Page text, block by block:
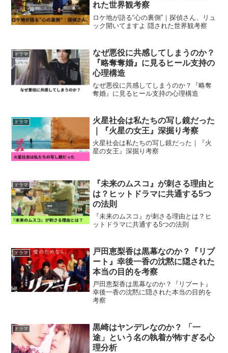
れた世界観考察
ロケ地が語る“心の裏側”｜探偵さん、リュ
ック開いてますよ 隠された世界観考察
ドラマ
なぜ悪役に共感してしまうのか？
『略奪奪婚』に見るヒール支持の
心理構造
なぜ悪役に共感してしまうのか？『略奪
奪婚』に見るヒール支持の心理構造
ドラマ
火星社会は私たちの写し鏡だった
｜『火星の女王』深掘り考察
火星社会は私たちの写し鏡だった｜『火
星の女王』深掘り考察
ドラマ
『未来のムスコ』が刺さる理由と
は？ヒットドラマに共通する5つ
の法則
『未来のムスコ』が刺さる理由とは？ヒ
ットドラマに共通する5つの法則
ドラマ
戸田恵梨香は黒幕なのか？『リブ
ート』幸後一香の沈黙に隠された
本当の目的を考察
戸田恵梨香は黒幕なのか？『リブート』
幸後一香の沈黙に隠された本当の目的を
考察
ドラマ
黒崎はヤンデレなのか？ 「一
途」という名の執着が怖すぎる心
理分析